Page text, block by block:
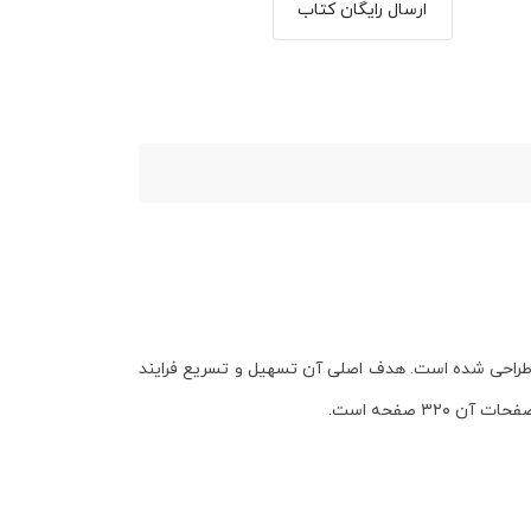
ارسال رایگان کتاب
شده است. هدف اصلی آن تسهیل و تسریع فرایند
آن ۳۲۰ صفحه است.